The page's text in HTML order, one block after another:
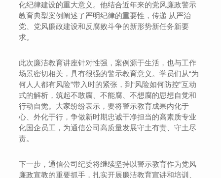
化纪律建设的重大意义。他结合近年来的党风廉政警示
教育典型案例阐述了严明纪律的重要性，传递 从严治
党、党风廉政建设和反腐败斗争的新形势新任务新要
求。
此次廉洁教育讲座针对性强，案例源于生活，也与工作
场景密切相关，具有很强的警示教育意义。学员们从“为
何人人都有风险”带入时的紧张，到“风险如何防控”互动
式的解析，筑起不敢腐、不能腐、不想腐的思想自觉和
行动自觉。大家纷纷表示，要将警示教育成果内化于
心、外化于行，争做新时期忠诚干净担当的高素质专业
化国企员工，为通信公司高质量发展守土有责、守土尽
责。
下一步，通信公司纪委将继续坚持以警示教育作为党风
廉政宣教的重要抓手，扎实开展廉洁教育宣讲和培训、